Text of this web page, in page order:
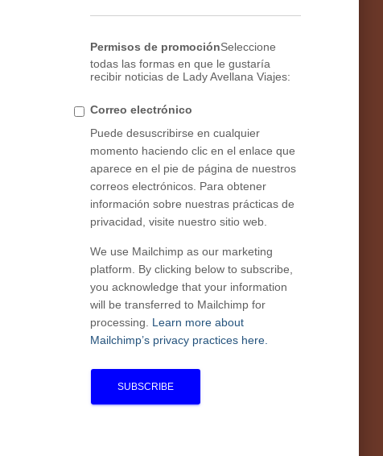
Permisos de promociónSeleccione
todas las formas en que le gustaría
recibir noticias de Lady Avellana Viajes:
Correo electrónico
Puede desuscribirse en cualquier
momento haciendo clic en el enlace que
aparece en el pie de página de nuestros
correos electrónicos. Para obtener
información sobre nuestras prácticas de
privacidad, visite nuestro sitio web.
We use Mailchimp as our marketing
platform. By clicking below to subscribe,
you acknowledge that your information
will be transferred to Mailchimp for
processing. Learn more about
Mailchimp’s privacy practices here.